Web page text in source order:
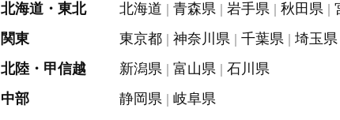
北海道・東北 北海道 青森県 岩手県 秋田県
関東
東京都 神奈川県 千葉県 埼玉県
北陸・甲信越
新潟県 富山県
石川県
中部
静岡県
岐阜県